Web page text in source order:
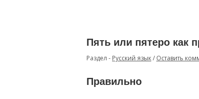
Пять или пятеро как
Раздел - Русский язык/ Оставить
Правильно